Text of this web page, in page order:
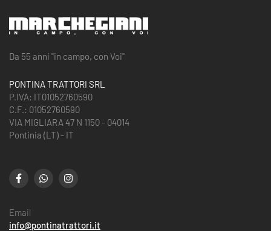
Da 55 anni "in campo, con Voi"
PONTINA TRATTORI SRL
P.IVA: IT01052760590
C.F.: 01052760590
VIA MIGLIARA 47 N 1150 - 04014
Pontinia (LT) - IT
Email
info@pontinatrattori.it